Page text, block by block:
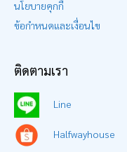
นโยบายคุกกี้
ข้อกำหนดและเงื่อนไข
ติดตามเรา
Line
Halfwayhouse